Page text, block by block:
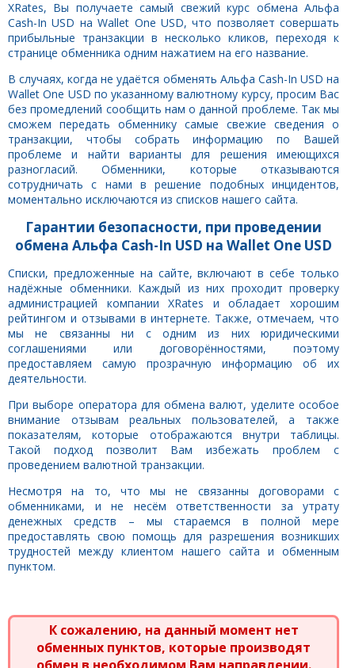
XRates, Вы получаете самый свежий курс обмена Альфа
Cash-In USD на Wallet One USD, что позволяет совершать
прибыльные транзакции в несколько кликов, переходя к
странице обменника одним нажатием на его название.
В случаях, когда не удаётся обменять Альфа Cash-In USD на
Wallet One USD по указанному валютному курсу, просим Вас
без промедлений сообщить нам о данной проблеме. Так мы
сможем передать обменнику самые свежие сведения о
транзакции, чтобы собрать информацию по Вашей
проблеме и найти варианты для решения имеющихся
разногласий. Обменники, которые отказываются
сотрудничать с нами в решение подобных инцидентов,
моментально исключаются из списков нашего сайта.
Гарантии безопасности, при проведении
обмена Альфа Cash-In USD на Wallet One USD
Списки, предложенные на сайте, включают в себе только
надёжные обменники. Каждый из них проходит проверку
администрацией компании XRates и обладает хорошим
рейтингом и отзывами в интернете. Также, отмечаем, что
мы не связанны ни с одним из них юридическими
соглашениями или договорённостями, поэтому
предоставляем самую прозрачную информацию об их
деятельности.
При выборе оператора для обмена валют, уделите особое
внимание отзывам реальных пользователей, а также
показателям, которые отображаются внутри таблицы.
Такой подход позволит Вам избежать проблем с
проведением валютной транзакции.
Несмотря на то, что мы не связанны договорами с
обменниками, и не несём ответственности за утрату
денежных средств – мы стараемся в полной мере
предоставлять свою помощь для разрешения возникших
трудностей между клиентом нашего сайта и обменным
пунктом.
К сожалению, на данный момент нет
обменных пунктов, которые производят